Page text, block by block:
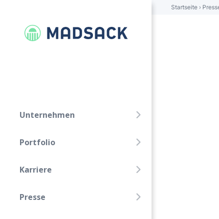
Unternehmen
Portfolio
Karriere
Presse
Startseite ›
Unternehmen